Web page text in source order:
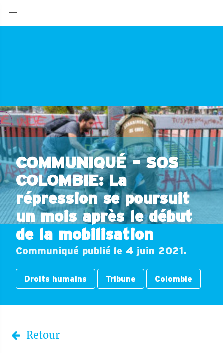
COMMUNIQUÉ – SOS
COLOMBIE: La
répression se poursuit
un mois après le début
de la mobilisation
Communiqué publié le 4 juin 2021.
Droits humains Tribune Colombie
Retour